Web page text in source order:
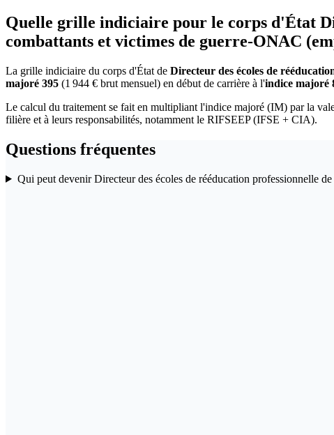
Quelle grille indiciaire pour le corps d'État
combattants et victimes de guerre-ONAC
La grille indiciaire du corps d'État de Directeur des écoles de
majoré 395 (1 944 € brut mensuel) en début de carrière à l'indice majoré
Le calcul du traitement se fait en multipliant l'indice majoré (IM) par la
filière et à leurs responsabilités, notamment le RIFSEEP (IFSE + CIA).
Questions fréquentes
Qui peut devenir Directeur des écoles de rééducation professionnelle